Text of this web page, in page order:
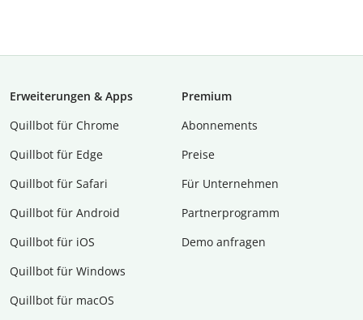
Erweiterungen & Apps
Quillbot für Chrome
Quillbot für Edge
Quillbot für Safari
Quillbot für Android
Quillbot für iOS
Quillbot für Windows
Quillbot für macOS
Premium
Abon­ne­ments
Preise
Für Unternehmen
Partnerprogramm
Demo anfragen